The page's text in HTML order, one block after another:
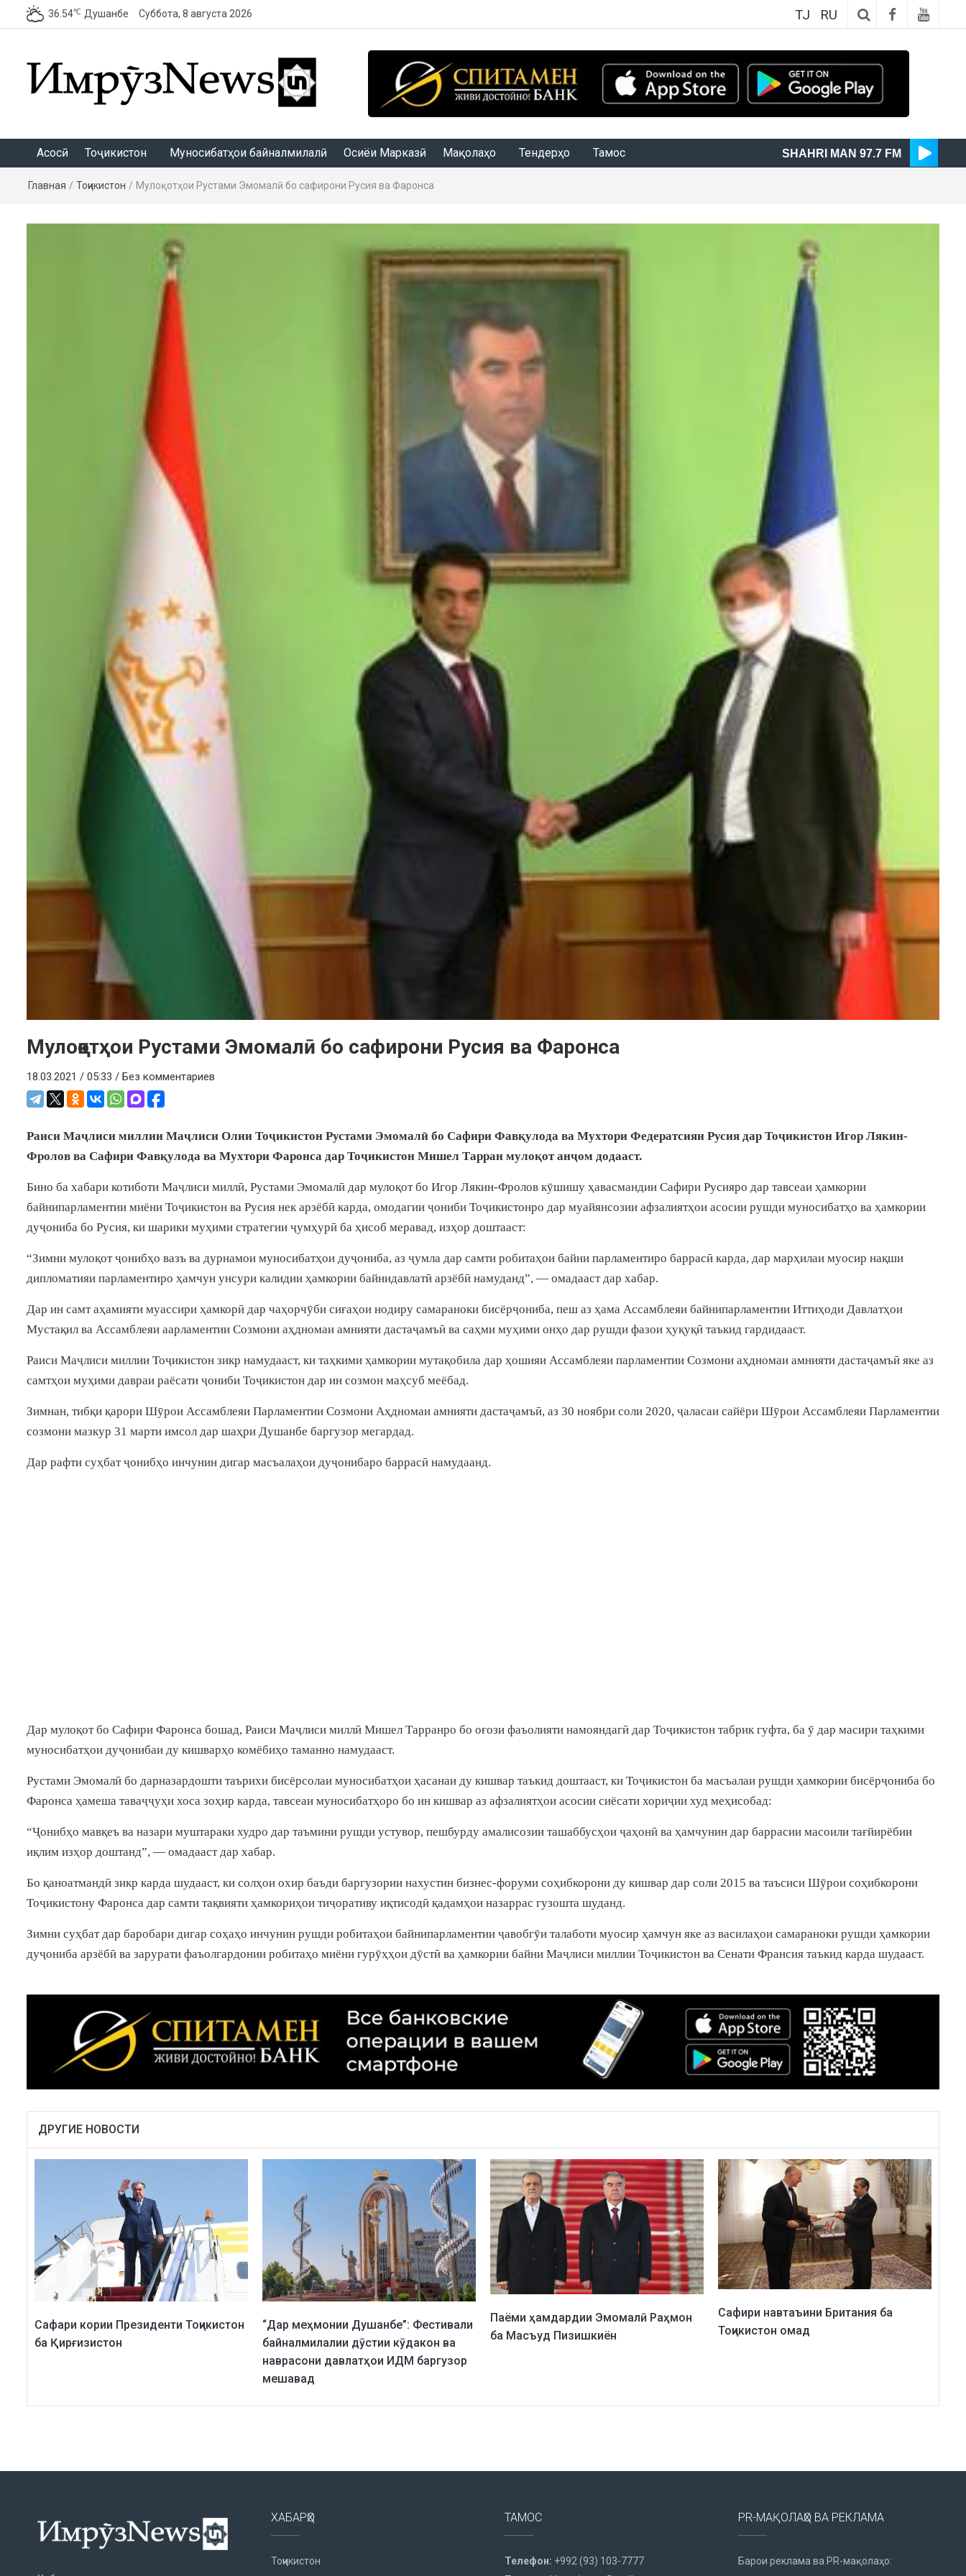
36.54℃ Душанбе Суббота, 8 августа 2026 TJ RU
Асосӣ Тоҷикистон Муносибатҳои байналмилалӣ Осиёи Марказӣ Мақолаҳо Тендерҳо Тамос SHAHRI MAN 97.7 FM
Главная / Тоҷикистон / Мулоқотҳои Рустами Эмомалӣ бо сафирони Русия ва Фаронса
Мулоқотҳои Рустами Эмомалӣ бо сафирони Русия ва Фаронса
18.03.2021 / 05:33 / Без комментариев
Раиси Маҷлиси миллии Маҷлиси Олии Тоҷикистон Рустами Эмомалӣ бо Сафири Фавқулода ва Мухтори Федератсияи Русия дар Тоҷикистон Игор Лякин-
Фролов ва Сафири Фавқулода ва Мухтори Фаронса дар Тоҷикистон Мишел Тарран мулоқот анҷом додааст.
Бино ба хабари котиботи Маҷлиси миллӣ, Рустами Эмомалӣ дар мулоқот бо Игор Лякин-Фролов кӯшишу ҳавасмандии Сафири Русияро дар тавсеаи ҳамкории
байнипарламентии миёни Тоҷикистон ва Русия нек арзёбӣ карда, омодагии ҷониби Тоҷикистонро дар муайянсозии афзалиятҳои асосии рушди муносибатҳо ва ҳамкории
дуҷониба бо Русия, ки шарики муҳими стратегии ҷумҳурӣ ба ҳисоб меравад, изҳор доштааст:
“Зимни мулоқот ҷонибҳо вазъ ва дурнамои муносибатҳои дуҷониба, аз ҷумла дар самти робитаҳои байни парламентиро баррасӣ карда, дар марҳилаи муосир нақши
дипломатияи парламентиро ҳамчун унсури калидии ҳамкории байнидавлатӣ арзёбӣ намуданд”, — омадааст дар хабар.
Дар ин самт аҳамияти муассири ҳамкорӣ дар чаҳорчӯби сиғаҳои нодиру самараноки бисёрҷониба, пеш аз ҳама Ассамблеяи байнипарламентии Иттиҳоди Давлатҳои
Мустақил ва Ассамблеяи аарламентии Созмони аҳдномаи амнияти дастаҷамъӣ ва саҳми муҳими онҳо дар рушди фазои ҳуқуқӣ таъкид гардидааст.
Раиси Маҷлиси миллии Тоҷикистон зикр намудааст, ки таҳкими ҳамкории мутақобила дар ҳошияи Ассамблеяи парламентии Созмони аҳдномаи амнияти дастаҷамъӣ яке аз
самтҳои муҳими давраи раёсати ҷониби Тоҷикистон дар ин созмон маҳсуб меёбад.
Зимнан, тибқи қарори Шӯрои Ассамблеяи Парламентии Созмони Аҳдномаи амнияти дастаҷамъӣ, аз 30 ноябри соли 2020, ҷаласаи сайёри Шӯрои Ассамблеяи Парламентии
созмони мазкур 31 марти имсол дар шаҳри Душанбе баргузор мегардад.
Дар рафти суҳбат ҷонибҳо инчунин дигар масъалаҳои дуҷонибаро баррасӣ намудаанд.
Дар мулоқот бо Сафири Фаронса бошад, Раиси Маҷлиси миллӣ Мишел Тарранро бо оғози фаъолияти намояндагӣ дар Тоҷикистон табрик гуфта, ба ӯ дар масири таҳкими
муносибатҳои дуҷонибаи ду кишварҳо комёбиҳо таманно намудааст.
Рустами Эмомалӣ бо дарназардошти таърихи бисёрсолаи муносибатҳои ҳасанаи ду кишвар таъкид доштааст, ки Тоҷикистон ба масъалаи рушди ҳамкории бисёрҷониба бо
Фаронса ҳамеша таваҷҷуҳи хоса зоҳир карда, тавсеаи муносибатҳоро бо ин кишвар аз афзалиятҳои асосии сиёсати хориҷии худ меҳисобад:
“Ҷонибҳо мавқеъ ва назари муштараки худро дар таъмини рушди устувор, пешбурду амалисозии ташаббусҳои ҷаҳонӣ ва ҳамчунин дар баррасии масоили тағйирёбии
иқлим изҳор доштанд”, — омадааст дар хабар.
Бо қаноатмандӣ зикр карда шудааст, ки солҳои охир баъди баргузории нахустин бизнес-форуми соҳибкорони ду кишвар дар соли 2015 ва таъсиси Шӯрои соҳибкорони
Тоҷикистону Фаронса дар самти тақвияти ҳамкориҳои тиҷоративу иқтисодӣ қадамҳои назаррас гузошта шуданд.
Зимни суҳбат дар баробари дигар соҳаҳо инчунин рушди робитаҳои байнипарламентии ҷавобгӯи талаботи муосир ҳамчун яке аз василаҳои самараноки рушди ҳамкории
дуҷониба арзёбӣ ва зарурати фаъолгардонии робитаҳо миёни гурӯҳҳои дӯстӣ ва ҳамкории байни Маҷлиси миллии Тоҷикистон ва Сенати Франсия таъкид карда шудааст.
ДРУГИЕ НОВОСТИ
Сафари кории Президенти Тоҷикистон
ба Қирғизистон
“Дар меҳмонии Душанбе”: Фестивали
байналмилалии дӯстии кӯдакон ва
наврасони давлатҳои ИДМ баргузор
мешавад
Паёми ҳамдардии Эмомалӣ Раҳмон
ба Масъуд Пизишкиён
Сафири навтаъини Британия ба
Тоҷикистон омад
ХАБАРҲО
Тоҷикистон
ТАМОС
Телефон: +992 (93) 103-7777
PR-МАҚОЛАҲО ВА РЕКЛАМА
Барои реклама ва PR-мақолаҳо: